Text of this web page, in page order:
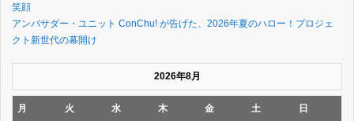
笑顔
アンバサダー・ユニット ConChu! が告げた、2026年夏のハロー！プロジェ
クト新世代の幕開け
2026年8月
月 火 水 木 金 土 日